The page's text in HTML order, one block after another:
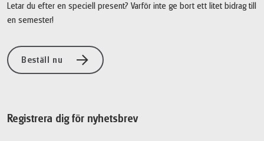
Letar du efter en speciell present? Varför inte ge bort ett litet bidrag till
en semester!
Beställ nu
Registrera dig för nyhetsbrev